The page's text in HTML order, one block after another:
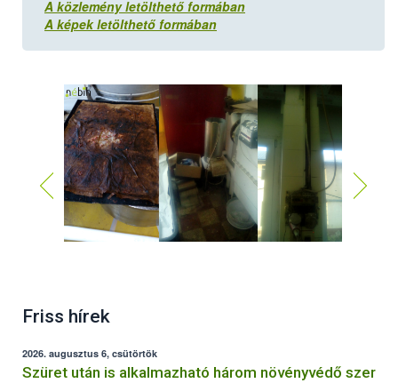
A közlemény letölthető formában
A képek letölthető formában
Friss hírek
2026. augusztus 6, csütörtök
Szüret után is alkalmazható három növényvédő szer